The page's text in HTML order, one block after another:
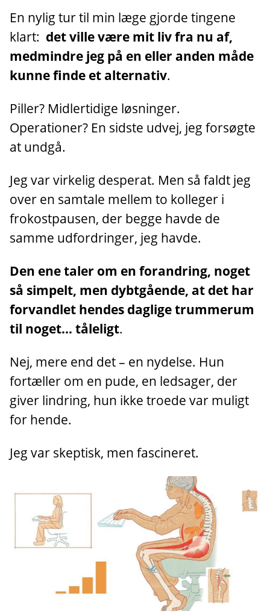
En nylig tur til min læge gjorde tingene
klart: det ville være mit liv fra nu af,
medmindre jeg på en eller anden måde
kunne finde et alternativ.
Piller? Midlertidige løsninger.
Operationer? En sidste udvej, jeg forsøgte
at undgå.
Jeg var virkelig desperat. Men så faldt jeg
over en samtale mellem to kolleger i
frokostpausen, der begge havde de
samme udfordringer, jeg havde.
Den ene taler om en forandring, noget
så simpelt, men dybtgående, at det har
forvandlet hendes daglige trummerum
til noget… tåleligt.
Nej, mere end det – en nydelse. Hun
fortæller om en pude, en ledsager, der
giver lindring, hun ikke troede var muligt
for hende.
Jeg var skeptisk, men fascineret.